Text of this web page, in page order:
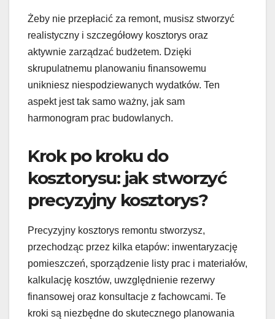
Żeby nie przepłacić za remont, musisz stworzyć
realistyczny i szczegółowy kosztorys oraz
aktywnie zarządzać budżetem. Dzięki
skrupulatnemu planowaniu finansowemu
unikniesz niespodziewanych wydatków. Ten
aspekt jest tak samo ważny, jak sam
harmonogram prac budowlanych.
Krok po kroku do
kosztorysu: jak stworzyć
precyzyjny kosztorys?
Precyzyjny kosztorys remontu stworzysz,
przechodząc przez kilka etapów: inwentaryzację
pomieszczeń, sporządzenie listy prac i materiałów,
kalkulację kosztów, uwzględnienie rezerwy
finansowej oraz konsultacje z fachowcami. Te
kroki są niezbędne do skutecznego planowania